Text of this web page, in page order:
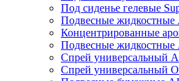
Под сиденье гелевые
Подвесные
Концентрированные
Подвесные
Спрей универсальный
Спрей универсальный